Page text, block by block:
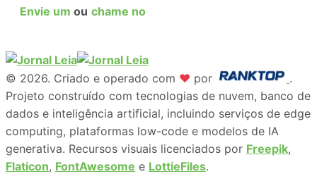
Envie um ou chame no
© 2026. Criado e operado com ♥ por
.
Projeto construído com tecnologias de nuvem, banco de
dados e inteligência artificial, incluindo serviços de edge
computing, plataformas low-code e modelos de IA
generativa. Recursos visuais licenciados por Freepik,
Flaticon, FontAwesome e LottieFiles.